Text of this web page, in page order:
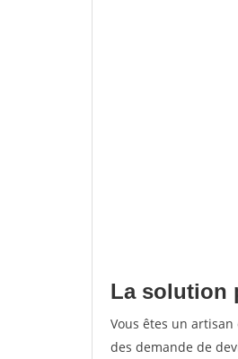
La solution
Vous êtes un
des demande de